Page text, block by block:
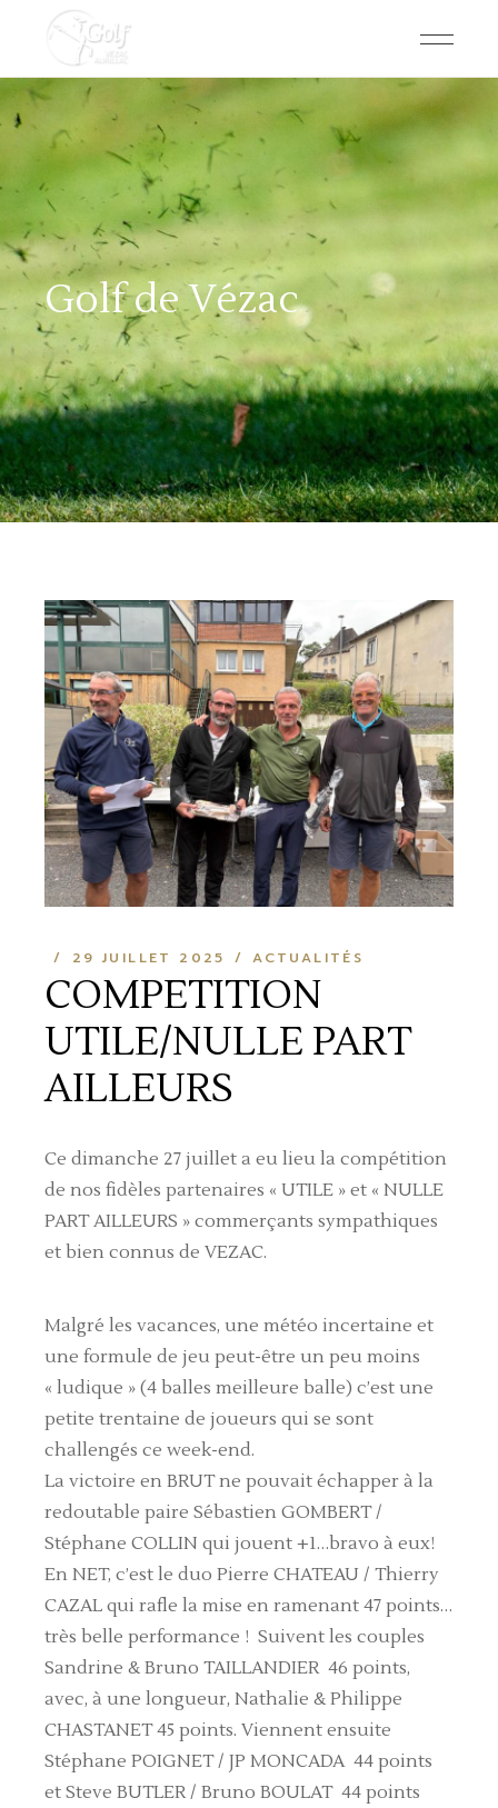
Golf de Vézac
29 JUILLET 2025 ACTUALITÉS
COMPETITION
UTILE/NULLE PART
AILLEURS
Ce dimanche 27 juillet a eu lieu la compétition
de nos fidèles partenaires « UTILE » et « NULLE
PART AILLEURS » commerçants sympathiques
et bien connus de VEZAC.
Malgré les vacances, une météo incertaine et
une formule de jeu peut-être un peu moins
« ludique » (4 balles meilleure balle) c’est une
petite trentaine de joueurs qui se sont
challengés ce week-end.
La victoire en BRUT ne pouvait échapper à la
redoutable paire Sébastien GOMBERT /
Stéphane COLLIN qui jouent +1…bravo à eux!
En NET, c’est le duo Pierre CHATEAU / Thierry
CAZAL qui rafle la mise en ramenant 47 points…
très belle performance ! Suivent les couples
Sandrine & Bruno TAILLANDIER 46 points,
avec, à une longueur, Nathalie & Philippe
CHASTANET 45 points. Viennent ensuite
Stéphane POIGNET / JP MONCADA 44 points
et Steve BUTLER / Bruno BOULAT 44 points